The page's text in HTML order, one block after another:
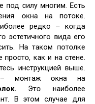
под силу многим. Есть
окна на потоке.
редко – когда
эстетичного вида его
На таком потолке
как и на стене.
инструкцией выше.
– монтаж окна на
Это наиболее
В этом случае для